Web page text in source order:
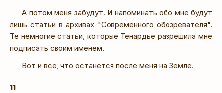
А потом меня забудут. И напоминать обо мне будут
лишь статьи в архивах "Современного обозревателя".
Те немногие статьи, которые Тенардье разрешила мне
подписать своим именем.
Вот и все, что останется после меня на Земле.
11